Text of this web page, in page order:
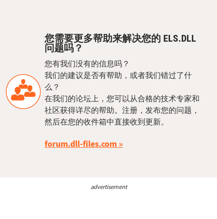
您需要更多帮助来解决您的 ELS.DLL
问题吗？
您有我们没有的信息吗？
我们的建议是否有帮助，或者我们错过了什
么？
在我们的论坛上，您可以从合格的技术专家和
社区获得详尽的帮助。注册，发布您的问题，
然后在您的收件箱中直接收到更新。
forum.dll-files.com
advertisement